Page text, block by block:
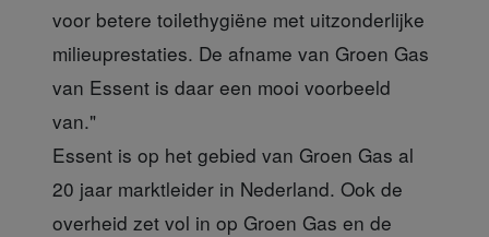
voor betere toilethygiëne met uitzonderlijke
milieuprestaties. De afname van Groen Gas
van Essent is daar een mooi voorbeeld
van."
Essent is op het gebied van Groen Gas al
20 jaar marktleider in Nederland. Ook de
overheid zet vol in op Groen Gas en de